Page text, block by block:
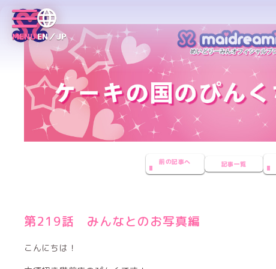
MENUEN／JP
前の記事へ 記事一覧
第219話 みんなとのお写真編
こんにちは！